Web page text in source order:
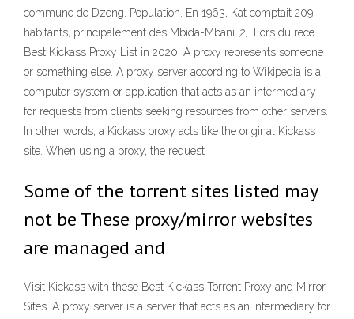
commune de Dzeng. Population. En 1963, Kat comptait 209
habitants, principalement des Mbida-Mbani [2]. Lors du rece
Best Kickass Proxy List in 2020. A proxy represents someone
or something else. A proxy server according to Wikipedia is a
computer system or application that acts as an intermediary
for requests from clients seeking resources from other servers.
In other words, a Kickass proxy acts like the original Kickass
site. When using a proxy, the request
Some of the torrent sites listed may
not be These proxy/mirror websites
are managed and
Visit Kickass with these Best Kickass Torrent Proxy and Mirror
Sites. A proxy server is a server that acts as an intermediary for